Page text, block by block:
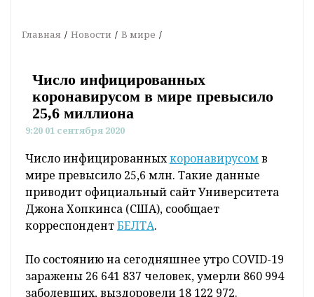
Главная Новости В мире
Число инфицированных
коронавирусом в мире превысило
25,6 миллиона
9:20 01 сентября 2020